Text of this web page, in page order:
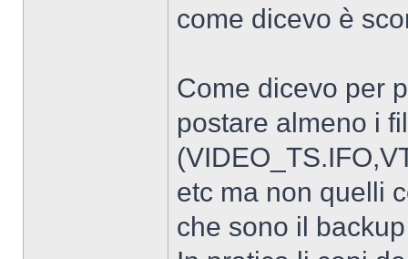
come dicevo è
Come dicevo per
postare almeno i
etc ma non quelli
che sono il